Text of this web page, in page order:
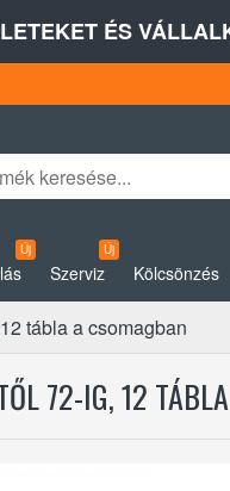
ÉS
Új
Szerviz
Új
Kölcsönzés
tábla a csomagban
72-IG, 12